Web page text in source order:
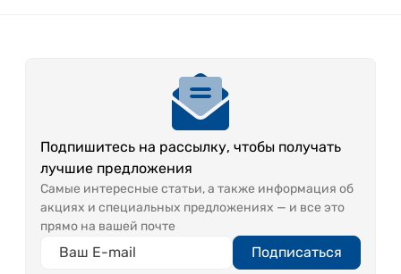
Подпишитесь на рассылку, чтобы получать
лучшие предложения
Самые интересные статьи, а также информация об
акциях и специальных предложениях — и все это
прямо на вашей почте
Подписаться